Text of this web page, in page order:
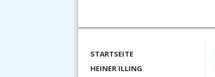
STARTSEITE
HEINER ILLING